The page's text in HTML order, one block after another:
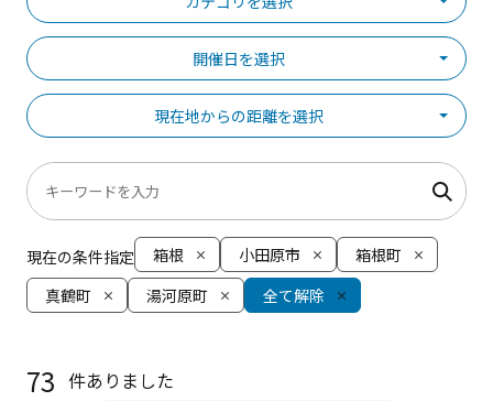
開催日を選択
現在地からの距離を選択
現在の条件指定 箱根 小田原市
箱根町
真鶴町
湯河原町 全て解除
73 件ありました